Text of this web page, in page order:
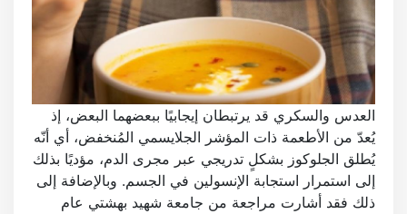
العدس والسكري قد يرتبطان إيجابيًا ببعضهما البعض، إذ
يُعدّ من الأطعمة ذات المؤشر الجلايسمي المُنخفض، أي أنّه
يُطلق الجلوكوز بشكلٍ تدريجي عبر مجرى الدم، مؤديًا بذلك
إلى استمرار استجابة الإنسولين في الجسم. وبالإضافة إلى
ذلك فقد أشارت مراجعة من جامعة شهيد بهشتي عام